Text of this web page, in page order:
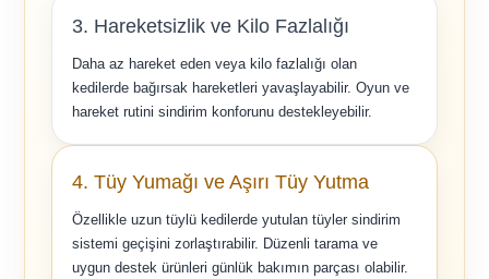
3. Hareketsizlik ve Kilo Fazlalığı
Daha az hareket eden veya kilo fazlalığı olan
kedilerde bağırsak hareketleri yavaşlayabilir. Oyun ve
hareket rutini sindirim konforunu destekleyebilir.
4. Tüy Yumağı ve Aşırı Tüy Yutma
Özellikle uzun tüylü kedilerde yutulan tüyler sindirim
sistemi geçişini zorlaştırabilir. Düzenli tarama ve
uygun destek ürünleri günlük bakımın parçası olabilir.